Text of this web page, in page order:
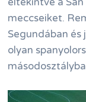
meccseiket.
Segundában és
olyan